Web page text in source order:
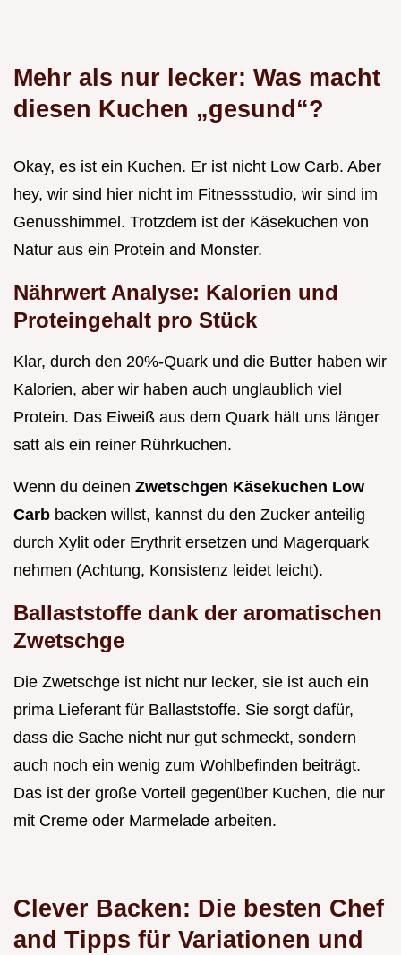
Mehr als nur lecker: Was macht
diesen Kuchen „gesund“?
Okay, es ist ein Kuchen. Er ist nicht Low Carb. Aber
hey, wir sind hier nicht im Fitnessstudio, wir sind im
Genusshimmel. Trotzdem ist der Käsekuchen von
Natur aus ein Protein and Monster.
Nährwert Analyse: Kalorien und
Proteingehalt pro Stück
Klar, durch den 20%-Quark und die Butter haben wir
Kalorien, aber wir haben auch unglaublich viel
Protein. Das Eiweiß aus dem Quark hält uns länger
satt als ein reiner Rührkuchen.
Wenn du deinen Zwetschgen Käsekuchen Low
Carb backen willst, kannst du den Zucker anteilig
durch Xylit oder Erythrit ersetzen und Magerquark
nehmen (Achtung, Konsistenz leidet leicht).
Ballaststoffe dank der aromatischen
Zwetschge
Die Zwetschge ist nicht nur lecker, sie ist auch ein
prima Lieferant für Ballaststoffe. Sie sorgt dafür,
dass die Sache nicht nur gut schmeckt, sondern
auch noch ein wenig zum Wohlbefinden beiträgt.
Das ist der große Vorteil gegenüber Kuchen, die nur
mit Creme oder Marmelade arbeiten.
Clever Backen: Die besten Chef
and Tipps für Variationen und